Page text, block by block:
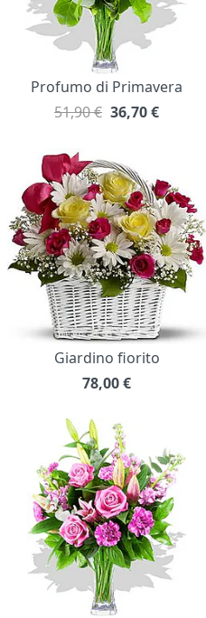
Profumo di Primavera
51,90 € 36,70€
Giardino fiorito
78,00€